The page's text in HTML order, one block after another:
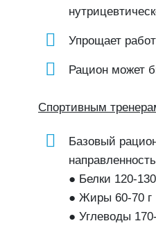
Упрощает
Рацион может
Спортивным
Базовый
● Белки 120-
● Жиры 60-70 г
● Углеводы